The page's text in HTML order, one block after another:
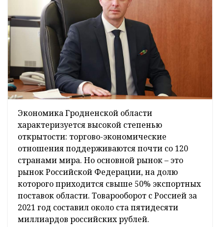
Экономика Гродненской области
характеризуется высокой степенью
открытости: торгово-экономические
отношения поддерживаются почти со 120
странами мира. Но основной рынок – это
рынок Российской Федерации, на долю
которого приходится свыше 50% экспортных
поставок области. Товарооборот с Россией за
2021 год составил около ста пятидесяти
миллиардов российских рублей.